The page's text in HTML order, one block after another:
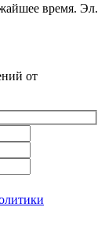
время. Эл.
от